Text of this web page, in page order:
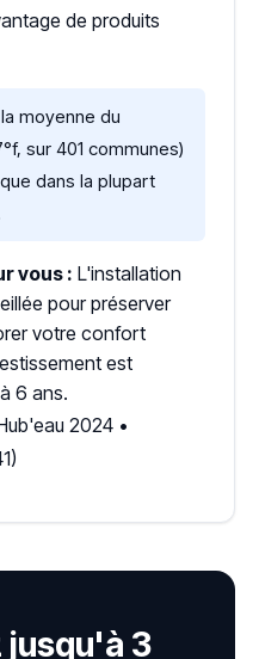
de produits
moyenne du
sur 401 communes)
dans la plupart
vous : L'installation
pour préserver
votre confort
est
6 ans.
2024 •
jusqu'à 3